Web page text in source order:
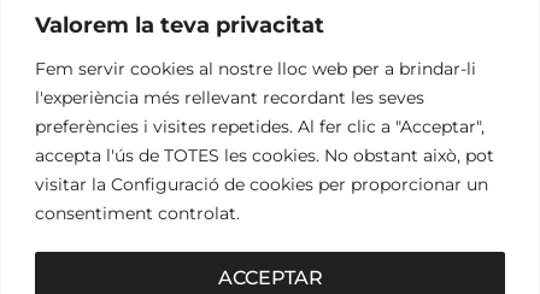
Valorem la teva privacitat
Fem servir cookies al nostre lloc web per a brindar-li
l'experiència més rellevant recordant les seves
preferències i visites repetides. Al fer clic a "Acceptar",
accepta l'ús de TOTES les cookies. No obstant això, pot
visitar la Configuració de cookies per proporcionar un
consentiment controlat.
ACCEPTAR
17310 Lloret de Mar
+34 972 365 788
mbelisario@lloret.cat
lloretcb.org
Política de privacitat
2026© OGL MEETINGS. Tots els drets reservats.